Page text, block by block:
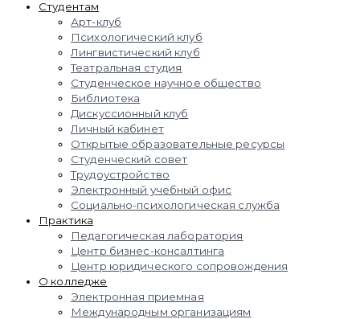
Студентам
Арт-клуб
Психологический клуб
Лингвистический клуб
Театральная студия
Студенческое научное общество
Библиотека
Дискуссионный клуб
Личный кабинет
Открытые образовательные ресурсы
Студенческий совет
Трудоустройство
Электронный учебный офис
Социально-психологическая служба
Практика
Педагогическая лаборатория
Центр бизнес-консалтинга
Центр юридического сопровождения
О колледже
Электронная приемная
Международным организациям